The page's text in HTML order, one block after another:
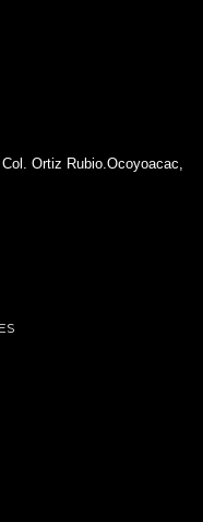
Ortiz Rubio.Ocoyoacac,